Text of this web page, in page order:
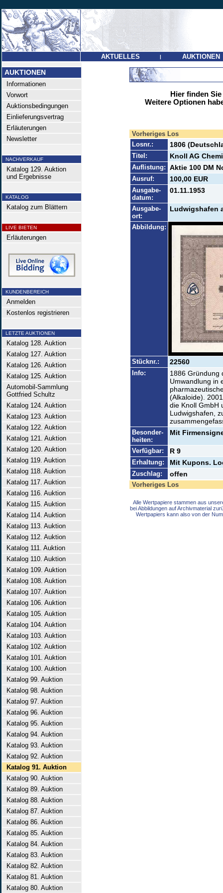
AKTUELLES | AUKTIONEN
AUKTIONEN
Informationen
Vorwort
Auktionsbedingungen
Einlieferungsvertrag
Erläuterungen
Newsletter
NACHVERKAUF
Katalog 129. Auktion
und Ergebnisse
KATALOG
Katalog zum Blättern
LIVE BIETEN
Erläuterungen
KUNDENBEREICH
Anmelden
Kostenlos registrieren
LETZTE AUKTIONEN
Katalog 128. Auktion
Katalog 127. Auktion
Katalog 126. Auktion
Katalog 125. Auktion
Automobil-Sammlung
Gottfried Schultz
Katalog 124. Auktion
Katalog 123. Auktion
Katalog 122. Auktion
Katalog 121. Auktion
Katalog 120. Auktion
Katalog 119. Auktion
Katalog 118. Auktion
Katalog 117. Auktion
Katalog 116. Auktion
Katalog 115. Auktion
Katalog 114. Auktion
Katalog 113. Auktion
Katalog 112. Auktion
Katalog 111. Auktion
Katalog 110. Auktion
Katalog 109. Auktion
Katalog 108. Auktion
Katalog 107. Auktion
Katalog 106. Auktion
Katalog 105. Auktion
Katalog 104. Auktion
Katalog 103. Auktion
Katalog 102. Auktion
Katalog 101. Auktion
Katalog 100. Auktion
Katalog 99. Auktion
Katalog 98. Auktion
Katalog 97. Auktion
Katalog 96. Auktion
Katalog 95. Auktion
Katalog 94. Auktion
Katalog 93. Auktion
Katalog 92. Auktion
Katalog 91. Auktion
Katalog 90. Auktion
Katalog 89. Auktion
Katalog 88. Auktion
Katalog 87. Auktion
Katalog 86. Auktion
Katalog 85. Auktion
Katalog 84. Auktion
Katalog 83. Auktion
Katalog 82. Auktion
Katalog 81. Auktion
Katalog 80. Auktion
Hier finden
Weitere Optionen
Vorheriges Los
Losnr.:
1806
Titel: Knoll AG
Auflistung: Aktie 100 DM
Ausruf: 100,00 EUR
Ausgabe-
datum:
01.11.1953
Ausgabe-
ort:
Ludwigshafen
Abbildung:
Stücknr.: 22560
Info:
1886 Gründung
Umwandlung in
(Alkaloide).
die Knoll GmbH
Ludwigshafen,
Besonder-
heiten:
Mit
Verfügbar: R 9
Erhaltung: Mit Kupons.
Zuschlag: offen
Vorheriges Los
Alle Wertpapiere stammen aus
bei Abbildungen auf Archivmaterial
Wertpapiers kann also von der